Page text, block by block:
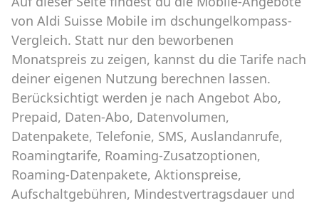
Abos für Tablets, Hotspots und Smart
Watches
Tarifrechner Handy-Abo
Der gute alte Tarifrechner im neuen Design
Infos
Alle Anbieter
Mobilfunknetz Schweiz
von Aldi Suisse Mobile im dschungelkompass-
Vergleich. Statt nur den beworbenen
Monatspreis zu zeigen, kannst du die Tarife nach
deiner eigenen Nutzung berechnen lassen.
Berücksichtigt werden je nach Angebot Abo,
Prepaid, Daten-Abo, Datenvolumen,
Datenpakete, Telefonie, SMS, Auslandanrufe,
Roamingtarife, Roaming-Zusatzoptionen,
Roaming-Datenpakete, Aktionspreise,
Aufschaltgebühren, Mindestvertragsdauer und